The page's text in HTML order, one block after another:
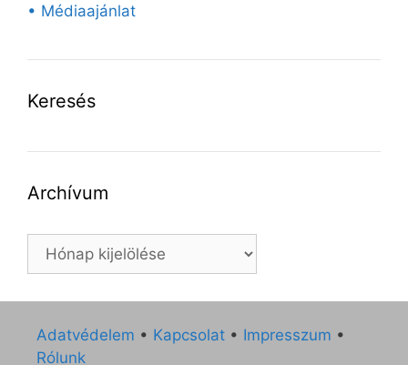
• Médiaajánlat
Keresés
Archívum
Archívum
Adatvédelem • Kapcsolat • Impresszum •
Rólunk